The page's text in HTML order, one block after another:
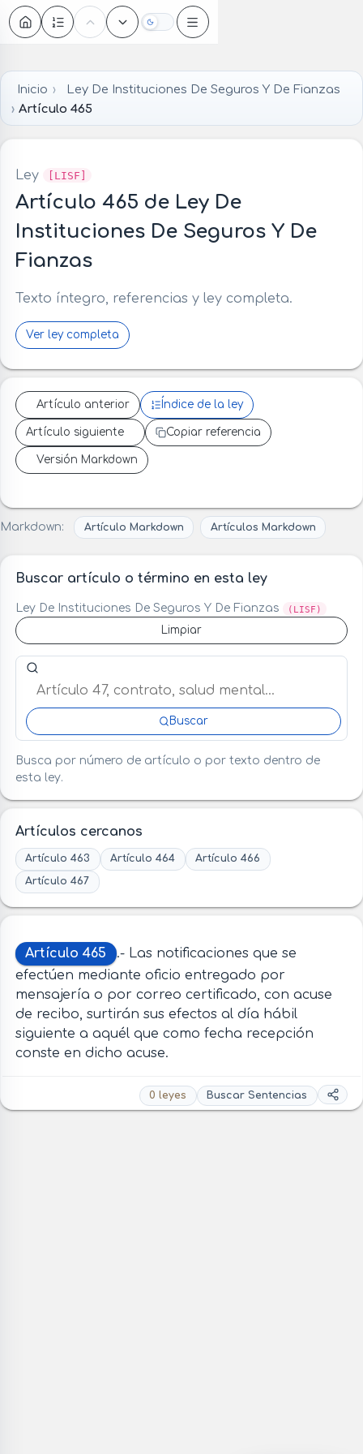
Oscuro
Inicio
Ley De Instituciones De Seguros Y De Fianzas
Artículo 465
Ley [LISF]
Artículo 465 de Ley De
Instituciones De Seguros Y De
Fianzas
Texto íntegro, referencias y ley completa.
Ver ley completa
Artículo anterior Índice de la ley
Artículo siguiente Copiar referencia
Versión Markdown
Markdown: Artículo Markdown Artículos Markdown
Buscar artículo o término en esta ley
Ley De Instituciones De Seguros Y De Fianzas (LISF)
Limpiar
Buscar artículo o término en esta ley
Buscar
Busca por número de artículo o por texto dentro de
esta ley.
Artículos cercanos
Artículo 463 Artículo 464
Artículo 466
Artículo 467
Artículo 465
.- Las notificaciones que se
efectúen mediante oficio entregado por
mensajería o por correo certificado, con acuse
de recibo, surtirán sus efectos al día hábil
siguiente a aquél que como fecha recepción
conste en dicho acuse.
0 leyes Buscar Sentencias